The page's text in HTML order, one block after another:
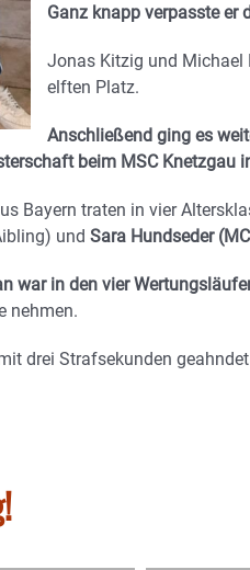
Ganz knapp verpasste er
Jonas Kitzig und Michael
elften Platz.
Anschließend ging es
beim MSC Knetzgau
Bayern traten in vier
und Sara Hundseder
war in den vier
nehmen.
drei Strafsekunden